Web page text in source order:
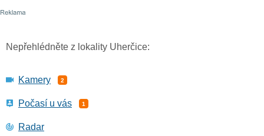
Nepřehlédněte z lokality Uherčice:
Kamery 2
Počasí u vás 1
Radar